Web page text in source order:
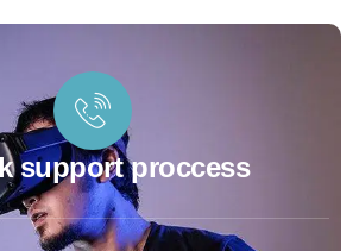
support proccess